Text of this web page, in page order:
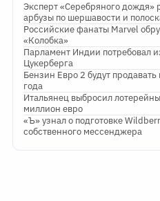
Эксперт «Серебряного дождя»
арбузы по шершавости и
Российские фанаты Marvel
«Колобка»
Парламент Индии потребовал
Цукерберга
Бензин Евро 2 будут
года
Итальянец выбросил
миллион евро
«Ъ» узнал о подготовке
собственного мессенджера